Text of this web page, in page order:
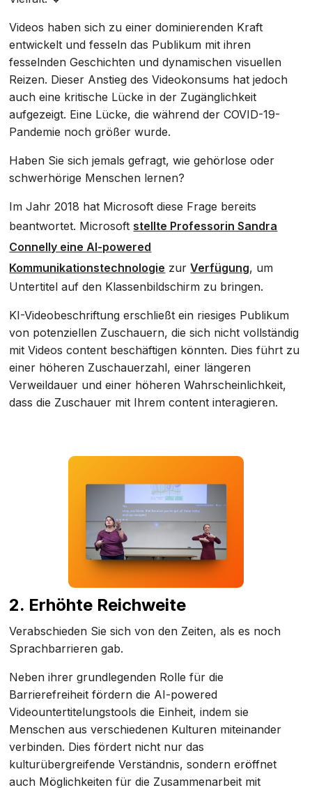
Videos haben sich zu einer dominierenden Kraft
entwickelt und fesseln das Publikum mit ihren
fesselnden Geschichten und dynamischen visuellen
Reizen. Dieser Anstieg des Videokonsums hat jedoch
auch eine kritische Lücke in der Zugänglichkeit
aufgezeigt. Eine Lücke, die während der COVID-19-
Pandemie noch größer wurde.
Haben Sie sich jemals gefragt, wie gehörlose oder
schwerhörige Menschen lernen?
Im Jahr 2018 hat Microsoft diese Frage bereits
beantwortet. Microsoft stellte Professorin Sandra
Connelly eine AI-powered
Kommunikationstechnologie zurVerfügung, um
Untertitel auf den Klassenbildschirm zu bringen.
KI-Videobeschriftung erschließt ein riesiges Publikum
von potenziellen Zuschauern, die sich nicht vollständig
mit Videos content beschäftigen könnten. Dies führt zu
einer höheren Zuschauerzahl, einer längeren
Verweildauer und einer höheren Wahrscheinlichkeit,
dass die Zuschauer mit Ihrem content interagieren.
2. Erhöhte Reichweite
Verabschieden Sie sich von den Zeiten, als es noch
Sprachbarrieren gab.
Neben ihrer grundlegenden Rolle für die
Barrierefreiheit fördern die AI-powered
Videountertitelungstools die Einheit, indem sie
Menschen aus verschiedenen Kulturen miteinander
verbinden. Dies fördert nicht nur das
kulturübergreifende Verständnis, sondern eröffnet
auch Möglichkeiten für die Zusammenarbeit mit